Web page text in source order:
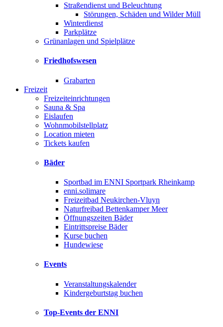
Straßendienst und Beleuchtung
Störungen, Schäden und Wilder Müll
Winterdienst
Parkplätze
Grünanlagen und Spielplätze
Friedhofswesen
Grabarten
Freizeit
Freizeiteinrichtungen
Sauna & Spa
Eislaufen
Wohnmobilstellplatz
Location mieten
Tickets kaufen
Bäder
Sportbad im ENNI Sportpark Rheinkamp
enni.solimare
Freizeitbad Neukirchen-Vluyn
Naturfreibad Bettenkamper Meer
Öffnungszeiten Bäder
Eintrittspreise Bäder
Kurse buchen
Hundewiese
Events
Veranstaltungskalender
Kindergeburtstag buchen
Top-Events der ENNI